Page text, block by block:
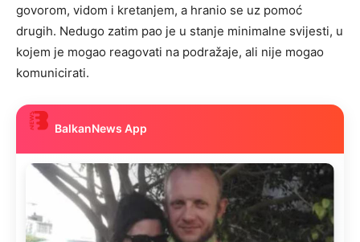
govorom, vidom i kretanjem, a hranio se uz pomoć
drugih. Nedugo zatim pao je u stanje minimalne svijesti, u
kojem je mogao reagovati na podražaje, ali nije mogao
komunicirati.
BalkanNews App